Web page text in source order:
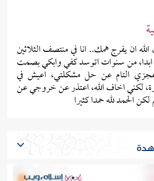
ان يفرج همك.. انا في منتصف الثلاثين
ابدا، من سنوات اتوسد كفي وابكي بصمت
التام عن حل مشكلتي، اعيش في
لكني اخاف الله، اعتذر عن خروجي عن
الحمد لله حمدا كثيرا